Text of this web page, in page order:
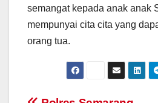
semangat kepada anak anak
mempunyai cita cita yang
orang tua.